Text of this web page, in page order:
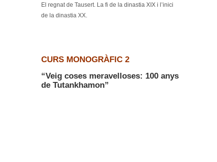
El regnat de Tausert. La fi de la dinastia XIX i l’inici
de la dinastia XX.
CURS MONOGRÀFIC 2
“Veig coses meravelloses: 100 anys
de Tutankhamon”